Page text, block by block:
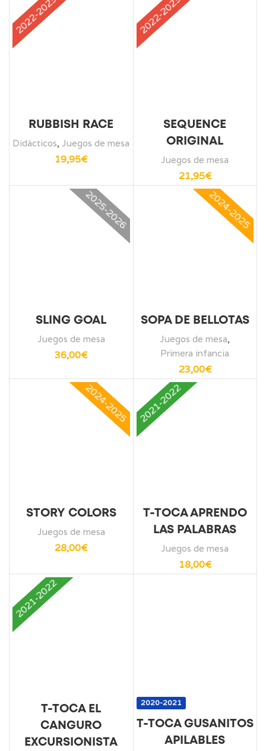
2021-2022
2022-2023
RUBBISH RACE
Didácticos,Juegos de mesa
19,95€
2022-2023
SEQUENCE
ORIGINAL
Juegos de mesa
21,95€
2025-2026
SLING GOAL
Juegos de mesa
36,00€
2024-2025
SOPA DE BELLOTAS
Juegos de mesa,
Primera infancia
23,00€
2024-2025
STORY COLORS
Juegos de mesa
28,00€
2021-2022
T-TOCA APRENDO
LAS PALABRAS
Juegos de mesa
18,00€
2021-2022
T-TOCA EL
CANGURO
EXCURSIONISTA
2020-2021
T-TOCA GUSANITOS
APILABLES